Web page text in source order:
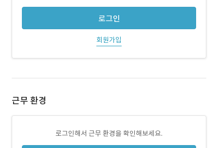
로그인
회원가입
근무 환경
로그인해서 근무 환경을 확인해보세요.